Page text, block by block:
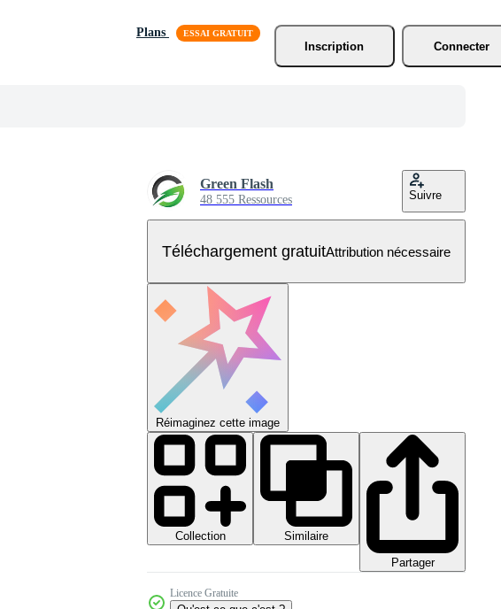
Plans
Inscription
Connecter
Green Flash
48 555 Ressources Suivre
Téléchargement gratuitAttribution nécessaire
Réimaginez cette image
Collection
Similaire
Partager
Licence Gratuite